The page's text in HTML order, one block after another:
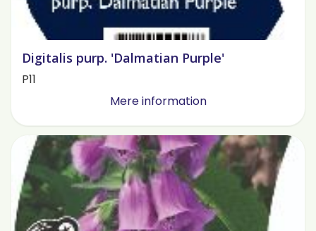
Digitalis purp. 'Dalmatian Purple'
P11
Mere information